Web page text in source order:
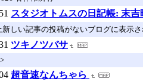
スタジオトムスの日記帳: 末
新しい記事の投稿がないブログに表示
ツキノツバサ
超音速なんちゃら